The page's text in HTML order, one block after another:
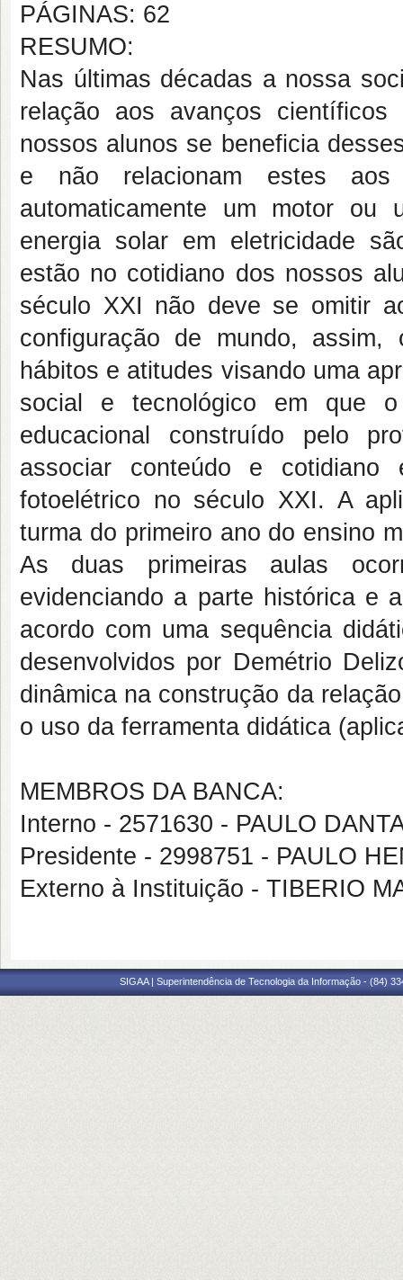
PÁGINAS: 62
RESUMO:
Nas últimas décadas a nossa
relação aos avanços
nossos alunos se beneficia
e não relacionam estes aos
automaticamente um motor ou
energia solar em eletricidade
estão no cotidiano dos nossos
século XXI não deve se omitir
configuração de mundo,
hábitos e atitudes visando uma
social e tecnológico em que
educacional construído pelo
associar conteúdo e
fotoelétrico no século XXI. A
turma do primeiro ano do ensino
As duas primeiras aulas
evidenciando a parte histórica e
acordo com uma sequência
desenvolvidos por Demétrio
dinâmica na construção da
o uso da ferramenta didática
MEMBROS DA BANCA:
Interno - 2571630 - PAULO
Presidente - 2998751 - PAULO
Externo à Instituição - TIBERIO
SIGAA | Superintendência de Tecnologia da Informação - (84)